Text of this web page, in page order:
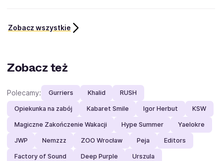
Zobacz wszystkie
Zobacz też
Polecamy: Gurriers Khalid RUSH
Opiekunka na zabój Kabaret Smile Igor Herbut KSW
Magiczne Zakończenie Wakacji Hype Summer Yaelokre
JWP Nemzzz ZOO Wrocław Peja Editors
Factory of Sound Deep Purple Urszula